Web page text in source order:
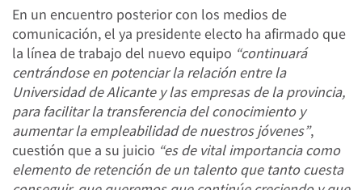
En un encuentro posterior con los medios de
comunicación, el ya presidente electo ha afirmado que
la línea de trabajo del nuevo equipo “continuará
centrándose en potenciar la relación entre la
Universidad de Alicante y las empresas de la provincia,
para facilitar la transferencia del conocimiento y
aumentar la empleabilidad de nuestros jóvenes”,
cuestión que a su juicio “es de vital importancia como
elemento de retención de un talento que tanto cuesta